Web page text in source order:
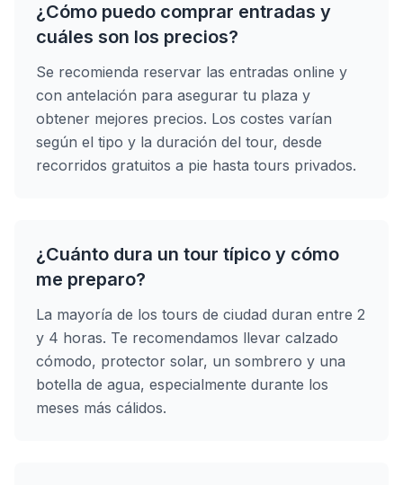
¿Cómo puedo comprar entradas y
cuáles son los precios?
Se recomienda reservar las entradas online y
con antelación para asegurar tu plaza y
obtener mejores precios. Los costes varían
según el tipo y la duración del tour, desde
recorridos gratuitos a pie hasta tours privados.
¿Cuánto dura un tour típico y cómo
me preparo?
La mayoría de los tours de ciudad duran entre 2
y 4 horas. Te recomendamos llevar calzado
cómodo, protector solar, un sombrero y una
botella de agua, especialmente durante los
meses más cálidos.